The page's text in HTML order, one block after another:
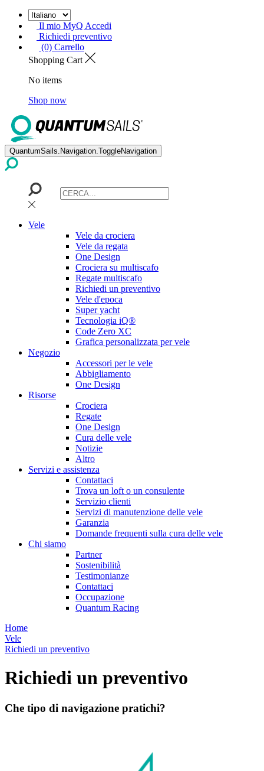
Il mio MyQ Accedi
Richiedi preventivo
(0) Carrello
Shopping Cart
No items
Shop now
QuantumSails.Navigation.ToggleNavigation
Vele
Vele da crociera
Vele da regata
One Design
Crociera su multiscafo
Regate multiscafo
Richiedi un preventivo
Vele d'epoca
Super yacht
Tecnologia iQ®
Code Zero XC
Grafica personalizzata per vele
Negozio
Accessori per le vele
Abbigliamento
One Design
Risorse
Crociera
Regate
One Design
Cura delle vele
Notizie
Altro
Servizi e assistenza
Contattaci
Trova un loft o un consulente
Servizio clienti
Servizi di manutenzione delle vele
Garanzia
Domande frequenti sulla cura delle vele
Chi siamo
Partner
Sostenibilità
Testimonianze
Contattaci
Occupazione
Quantum Racing
Home
Vele
Richiedi un preventivo
Richiedi un preventivo
Che tipo di navigazione pratichi?